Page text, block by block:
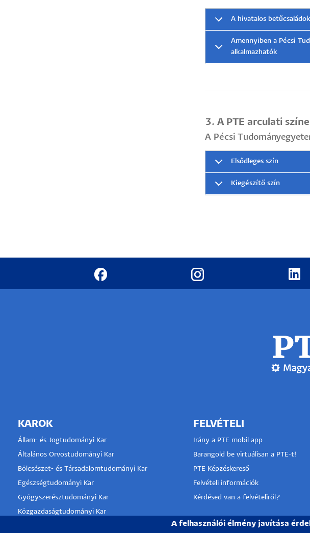
A hivatalos betűcsaládok
Amennyiben a Pécsi
alkalmazhatók
3. A PTE arculati
A Pécsi
Elsődleges szín
Kiegészítő szín
KAROK
Állam- és Jogtudományi Kar
Általános Orvostudományi Kar
Bölcsészet- és Társadalomtudományi Kar
Egészségtudományi Kar
Gyógyszerésztudományi Kar
Közgazdaságtudományi Kar
FELVÉTELI
Irány a PTE mobil app
Barangold be virtuálisan a PTE-t!
PTE Képzéskereső
Felvételi információk
Kérdésed van a felvételiről?
KLINIKAI KÖZPONT
A felhasználói élmény javítása